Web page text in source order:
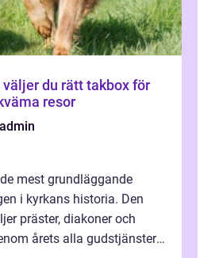
resor
admin
mest grundläggande
i kyrkans historia. Den
präster, diakoner och
årets alla gudstjänster,